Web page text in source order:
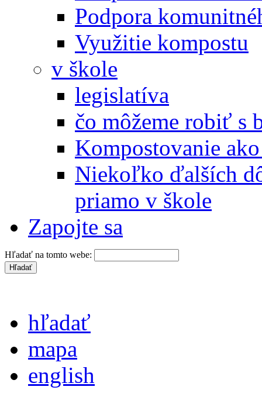
Podpora
Využitie kompostu
v škole
legislatíva
čo môžeme robiť s
Kompostovanie
Niekoľko ďalších
priamo v škole
Zapojte sa
Hľadať na tomto webe:
hľadať
mapa
english